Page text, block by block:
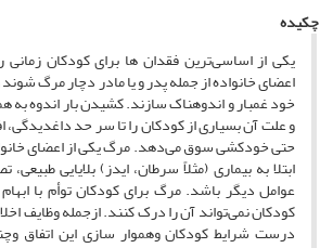
چکیده
یکی از اساسی‌ترین فقدان ها برای کودکان
اعضای خانواده از جمله پدر و یا مادر دچار مرگ
خود غمبار و اندوهناک سازند. کشیدن بار اندوه به
و علت آن بسیاری از کودکان را تا سر حد
حتی خودکشی سوق می‌دهد. مرگ یکی از اعضای
ابتلا به بیماری (مثلاً سرطان، ایدز) بلایایی طبیعی،
عوامل دیگر ‌باشد. مرگ برای کودکان توأم با
کودکان نمی‌تواند آن را درک کنند. ازجمله وظایف
درست شرایط کودکان وهموار سازی این اتفاق